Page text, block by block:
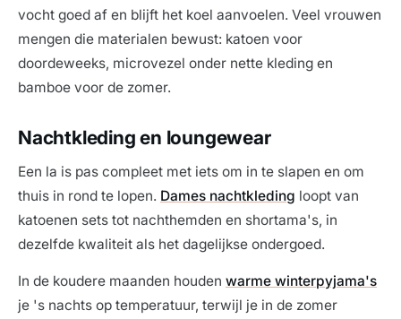
vocht goed af en blijft het koel aanvoelen. Veel vrouwen
mengen die materialen bewust: katoen voor
doordeweeks, microvezel onder nette kleding en
bamboe voor de zomer.
Nachtkleding en loungewear
Een la is pas compleet met iets om in te slapen en om
thuis in rond te lopen. Dames nachtkleding loopt van
katoenen sets tot nachthemden en shortama's, in
dezelfde kwaliteit als het dagelijkse ondergoed.
In de koudere maanden houden warme winterpyjama's
je 's nachts op temperatuur, terwijl je in de zomer